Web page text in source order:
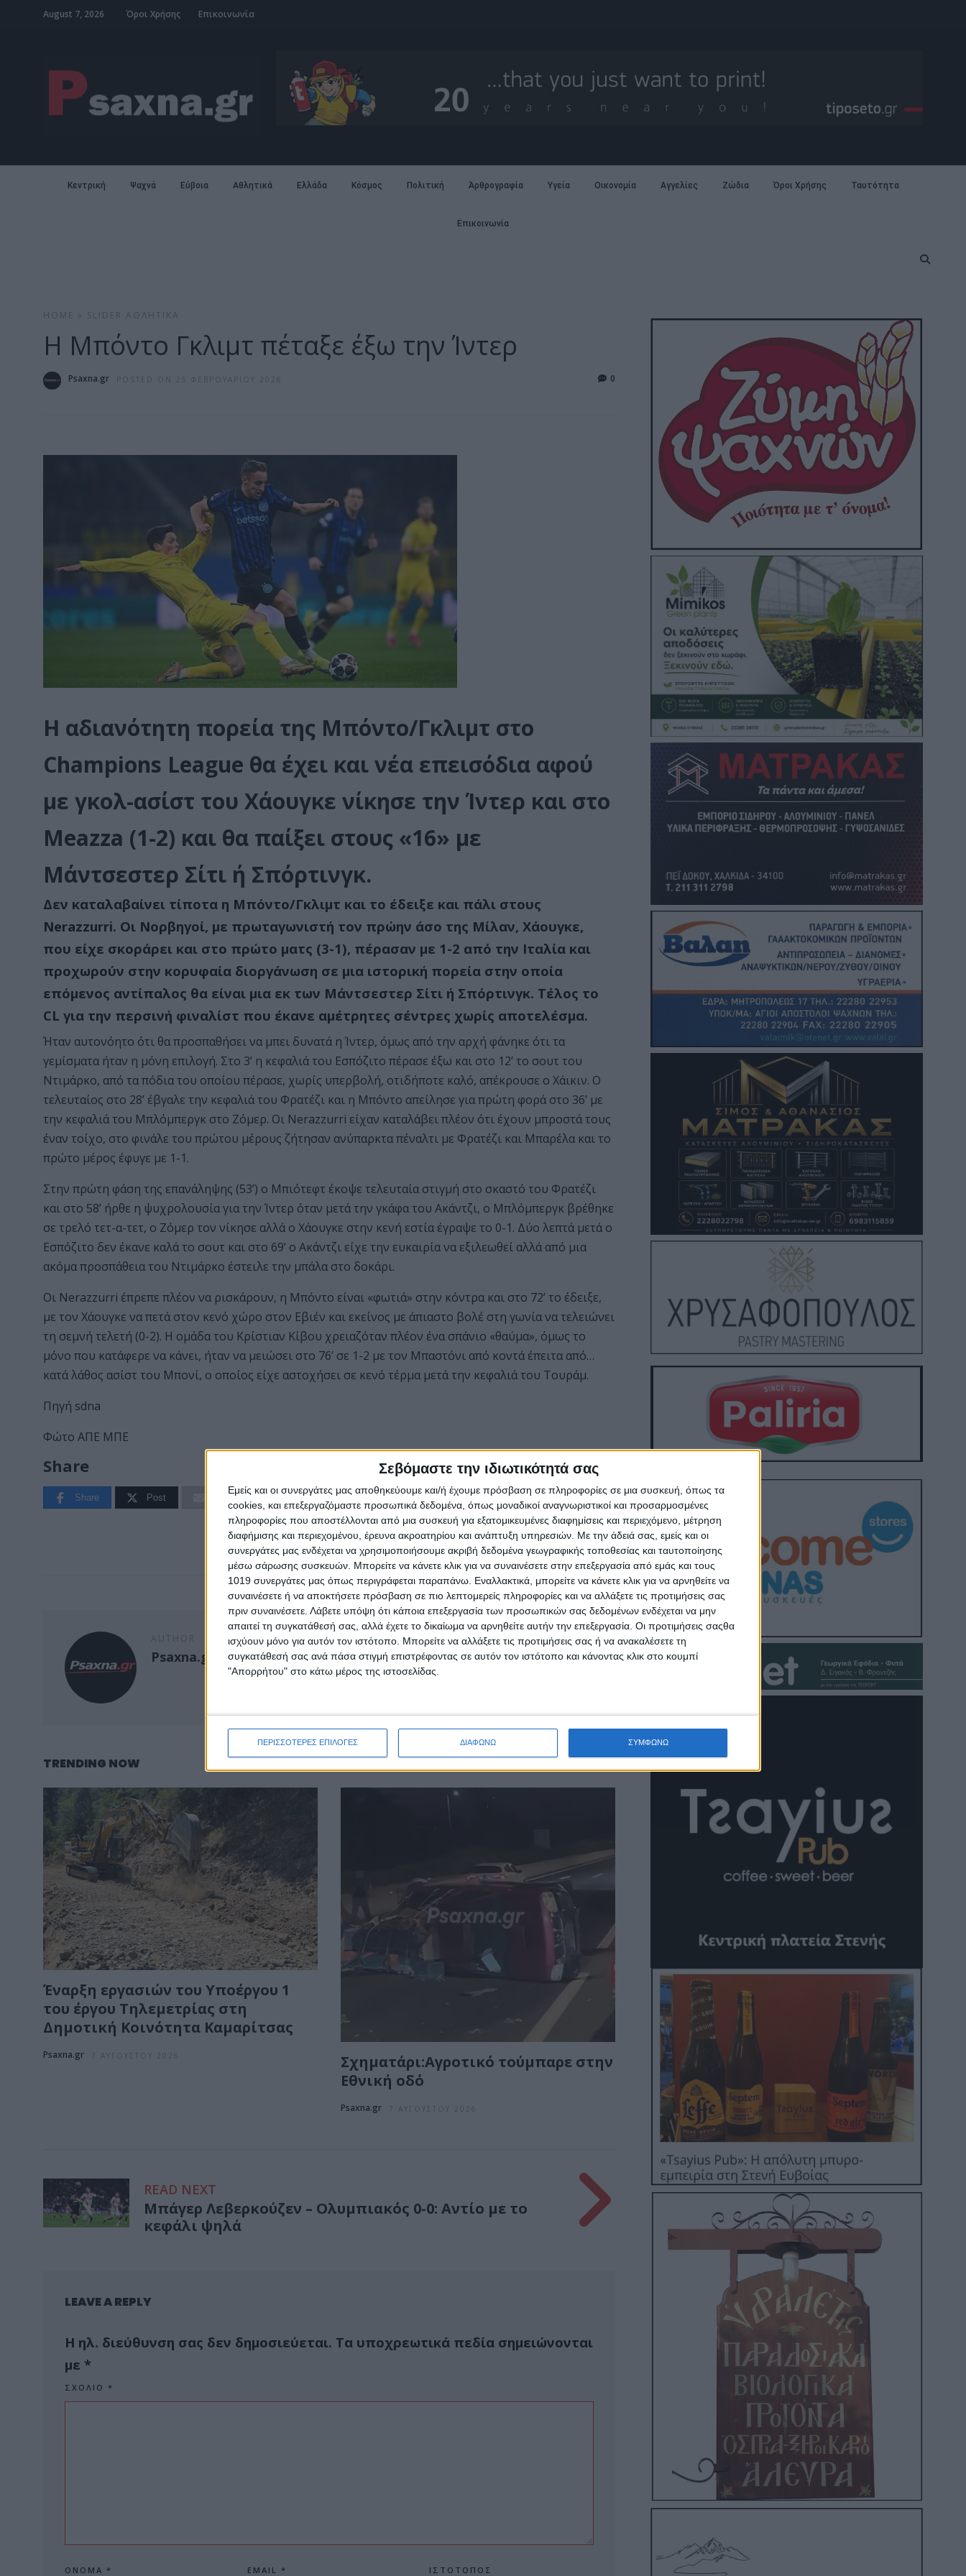
Σεβόμαστε την ιδιωτικότητά σας
Εμείς και οι συνεργάτες μας αποθηκεύουμε και/ή έχουμε πρόσβαση σε πληροφορίες σε μια συσκευή, όπως τα
cookies, και επεξεργαζόμαστε προσωπικά δεδομένα, όπως μοναδικοί αναγνωριστικοί και προσαρμοσμένες
πληροφορίες που αποστέλλονται από μια συσκευή για εξατομικευμένες διαφημίσεις και περιεχόμενο, μέτρηση
διαφήμισης και περιεχομένου, έρευνα ακροατηρίου και ανάπτυξη υπηρεσιών. Με την άδειά σας, εμείς και οι
συνεργάτες μας ενδέχεται να χρησιμοποιήσουμε ακριβή δεδομένα γεωγραφικής τοποθεσίας και ταυτοποίησης
μέσω σάρωσης συσκευών. Μπορείτε να κάνετε κλικ για να συναινέσετε στην επεξεργασία από εμάς και τους
1019 συνεργάτες μας όπως περιγράφεται παραπάνω. Εναλλακτικά, μπορείτε να κάνετε κλικ για να αρνηθείτε να
συναινέσετε ή να αποκτήσετε πρόσβαση σε πιο λεπτομερείς πληροφορίες και να αλλάξετε τις προτιμήσεις σας
πριν συναινέσετε. Λάβετε υπόψη ότι κάποια επεξεργασία των προσωπικών σας δεδομένων ενδέχεται να μην
απαιτεί τη συγκατάθεσή σας, αλλά έχετε το δικαίωμα να αρνηθείτε αυτήν την επεξεργασία. Οι προτιμήσεις σαςθα
ισχύουν μόνο για αυτόν τον ιστότοπο. Μπορείτε να αλλάξετε τις προτιμήσεις σας ή να ανακαλέσετε τη
συγκατάθεσή σας ανά πάσα στιγμή επιστρέφοντας σε αυτόν τον ιστότοπο και κάνοντας κλικ στο κουμπί
"Απορρήτου" στο κάτω μέρος της ιστοσελίδας.
ΠΕΡΙΣΣΟΤΕΡΕΣ ΕΠΙΛΟΓΕΣ ΔΙΑΦΩΝΩ ΣΥΜΦΩΝΩ
August 7, 2026 Όροι Χρήσης Επικοινωνία
Κεντρική Ψαχνά Εύβοια Αθλητικά Ελλάδα Κόσμος Πολιτική Άρθρογραφία Υγεία Οικονομία Αγγελίες Ζώδια Όροι Χρήσης Ταυτότητα
Επικοινωνία
HOME SLIDER ΑΘΛΗΤΙΚΆ
Η Μπόντο Γκλιμτ πέταξε έξω την Ίντερ
Psaxna.gr POSTED ON 25 ΦΕΒΡΟΥΑΡΊΟΥ 2026 0
Η αδιανότητη πορεία της Μπόντο/Γκλιμτ στο
Champions League θα έχει και νέα επεισόδια αφού
με γκολ-ασίστ του Χάουγκε νίκησε την Ίντερ και στο
Meazza (1-2) και θα παίξει στους «16» με
Μάντσεστερ Σίτι ή Σπόρτινγκ.
Δεν καταλαβαίνει τίποτα η Μπόντο/Γκλιμτ και το έδειξε και πάλι στους
Nerazzurri. Οι Νορβηγοί, με πρωταγωνιστή τον πρώην άσο της Μίλαν, Χάουγκε,
που είχε σκοράρει και στο πρώτο ματς (3-1), πέρασαν με 1-2 από την Ιταλία και
προχωρούν στην κορυφαία διοργάνωση σε μια ιστορική πορεία στην οποία
επόμενος αντίπαλος θα είναι μια εκ των Μάντσεστερ Σίτι ή Σπόρτινγκ. Τέλος το
CL για την περσινή φιναλίστ που έκανε αμέτρητες σέντρες χωρίς αποτελέσμα.
Ήταν αυτονόητο ότι θα προσπαθήσει να μπει δυνατά η Ίντερ, όμως από την αρχή φάνηκε ότι τα
γεμίσματα ήταν η μόνη επιλογή. Στο 3’ η κεφαλιά του Εσπόζιτο πέρασε έξω και στο 12’ το σουτ του
Ντιμάρκο, από τα πόδια του οποίου πέρασε, χωρίς υπερβολή, οτιδήποτε καλό, απέκρουσε ο Χάικιν. Ο
τελευταίος στο 28’ έβγαλε την κεφαλιά του Φρατέζι και η Μπόντο απείλησε για πρώτη φορά στο 36’ με
την κεφαλιά του Μπλόμπεργκ στο Ζόμερ. Οι Nerazzurri είχαν καταλάβει πλέον ότι έχουν μπροστά τους
έναν τοίχο, στο φινάλε του πρώτου μέρους ζήτησαν ανύπαρκτα πέναλτι με Φρατέζι και Μπαρέλα και το
πρώτο μέρος έφυγε με 1-1.
Στην πρώτη φάση της επανάληψης (53’) ο Μπιότεφτ έκοψε τελευταία στιγμή στο σκαστό του Φρατέζι
και στο 58’ ήρθε η ψυχρολουσία για την Ίντερ όταν μετά την γκάφα του Ακάντζι, ο Μπλόμπεργκ βρέθηκε
σε τρελό τετ-α-τετ, ο Ζόμερ τον νίκησε αλλά ο Χάουγκε στην κενή εστία έγραψε το 0-1. Δύο λεπτά μετά ο
Εσπόζιτο δεν έκανε καλά το σουτ και στο 69’ ο Ακάντζι είχε την ευκαιρία να εξιλεωθεί αλλά από μια
ακόμα προσπάθεια του Ντιμάρκο έστειλε την μπάλα στο δοκάρι.
Οι Nerazzurri έπρεπε πλέον να ρισκάρουν, η Μπόντο είναι «φωτιά» στην κόντρα και στο 72’ το έδειξε,
με τον Χάουγκε να πετά στον κενό χώρο στον Εβιέν και εκείνος με άπιαστο βολέ στη γωνία να τελειώνει
τη σεμνή τελετή (0-2). Η ομάδα του Κρίστιαν Κίβου χρειαζόταν πλέον ένα σπάνιο «θαύμα», όμως το
μόνο που κατάφερε να κάνει, ήταν να μειώσει στο 76’ σε 1-2 με τον Μπαστόνι από κοντά έπειτα από…
κατά λάθος ασίστ του Μπονί, ο οποίος είχε αστοχήσει σε κενό τέρμα μετά την κεφαλιά του Τουράμ.
Πηγή sdna
Φώτο ΑΠΕ ΜΠΕ
Share
Share Post Email Print
Psaxna.gr
TRENDING NOW
Έναρξη εργασιών του Υποέργου 1
του έργου Τηλεμετρίας στη
Δημοτική Κοινότητα Καμαρίτσας
Psaxna.gr 7 ΑΥΓΟΎΣΤΟΥ 2026
Σχηματάρι:Αγροτικό τούμπαρε στην
Εθνική οδό
Psaxna.gr 7 ΑΥΓΟΎΣΤΟΥ 2026
READ NEXT
Μπάγερ Λεβερκούζεν – Ολυμπιακός 0-0: Αντίο με το
κεφάλι ψηλά
LEAVE A REPLY
Η ηλ. διεύθυνση σας δεν δημοσιεύεται. Τα υποχρεωτικά πεδία σημειώνονται
με *
ΣΧΌΛΙΟ *
ΌΝΟΜΑ * EMAIL * ΙΣΤΌΤΟΠΟΣ